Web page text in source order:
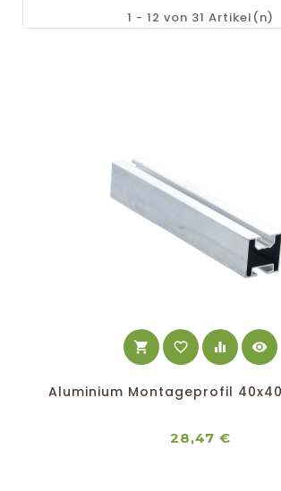
1 - 12 von 31 Artikel(n)
shopping_cart favorite_border equalizer visibility
Aluminium Montageprofil
28,47 €